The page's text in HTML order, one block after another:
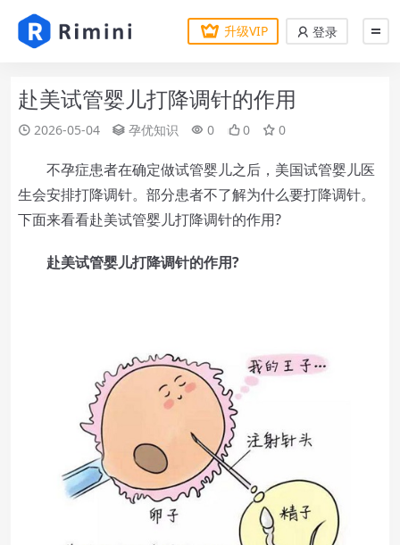
升级VIP 登录
赴美试管婴儿打降调针的作用
2026-05-04 孕优知识 0 0 0
不孕症患者在确定做试管婴儿之后，美国试管婴儿医
生会安排打降调针。部分患者不了解为什么要打降调针。
下面来看看赴美试管婴儿打降调针的作用?
赴美试管婴儿打降调针的作用?